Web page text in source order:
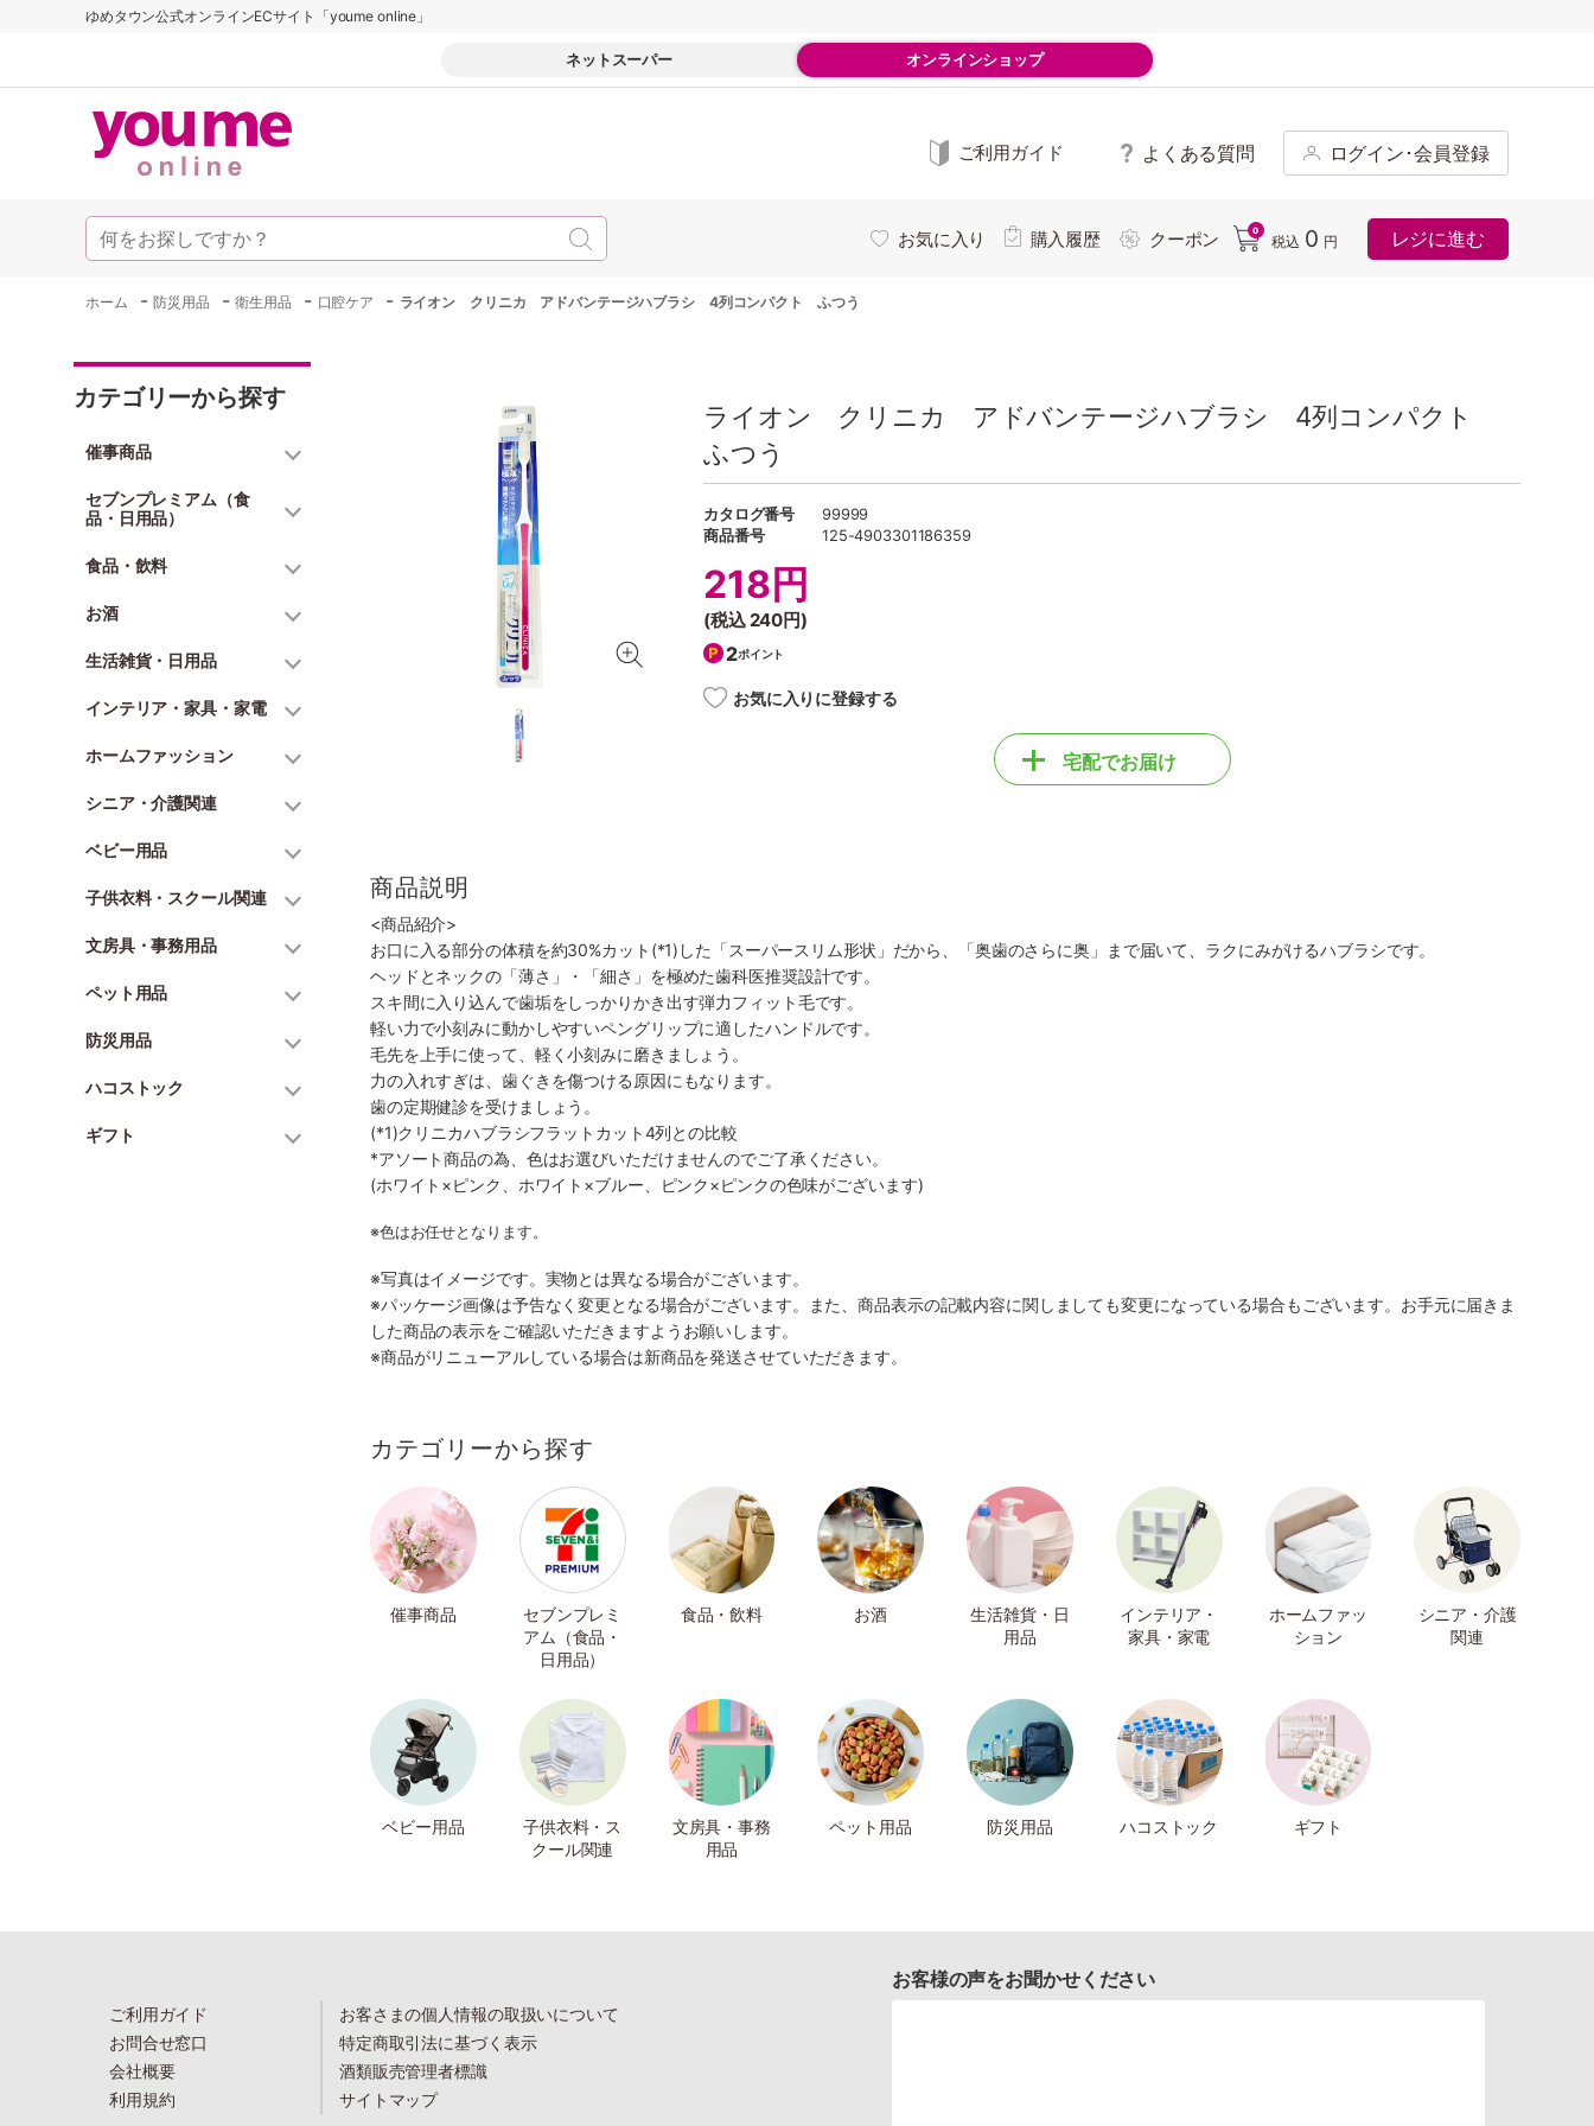
ゆめタウン公式オンラインECサイト「youme online」
ネットスーパー オンラインショップ
ご利用ガイド よくある質問 ログイン･会員登録
お気に入り 購入履歴 クーポン 0
税込 0 円 レジに進む
ホーム -防災用品 -衛生用品 - 口腔ケア - ライオン クリニカ アドバンテージハブラシ 4列コンパクト ふつう
カテゴリーから探す
催事商品
セブンプレミアム（食
品・日用品）
食品・飲料
お酒
生活雑貨・日用品
インテリア・家具・家電
ホームファッション
シニア・介護関連
ベビー用品
子供衣料・スクール関連
文房具・事務用品
ペット用品
防災用品
ハコストック
ギフト
ライオン クリニカ アドバンテージハブラシ 4列コンパクト
ふつう
カタログ番号
99999
商品番号
125-4903301186359
218円
(税込240円)
2ポイント
お気に入りに登録する
宅配でお届け
商品説明
<商品紹介>
お口に入る部分の体積を約30%カット(*1)した「スーパースリム形状」だから、「奥歯のさらに奥」まで届いて、ラクにみがけるハブラシです。
ヘッドとネックの「薄さ」・「細さ」を極めた歯科医推奨設計です。
スキ間に入り込んで歯垢をしっかりかき出す弾力フィット毛です。
軽い力で小刻みに動かしやすいペングリップに適したハンドルです。
毛先を上手に使って、軽く小刻みに磨きましょう。
力の入れすぎは、歯ぐきを傷つける原因にもなります。
歯の定期健診を受けましょう。
(*1)クリニカハブラシフラットカット4列との比較
*アソート商品の為、色はお選びいただけませんのでご了承ください。
(ホワイト×ピンク、ホワイト×ブルー、ピンク×ピンクの色味がございます)
※色はお任せとなります。
※写真はイメージです。実物とは異なる場合がございます。
※パッケージ画像は予告なく変更となる場合がございます。また、商品表示の記載内容に関しましても変更になっている場合もございます。お手元に届きま
した商品の表示をご確認いただきますようお願いします。
※商品がリニューアルしている場合は新商品を発送させていただきます。
カテゴリーから探す
催事商品
セブンプレミ
アム（食品・
日用品）
食品・飲料 お酒
生活雑貨・日
用品
インテリア・
家具・家電
ホームファッ
ション
シニア・介護
関連
ベビー用品
子供衣料・ス
クール関連
文房具・事務
用品
ペット用品 防災用品 ハコストック ギフト
ご利用ガイド
お問合せ窓口
会社概要
利用規約
お客さまの個人情報の取扱いについて
特定商取引法に基づく表示
酒類販売管理者標識
サイトマップ
お客様の声をお聞かせください